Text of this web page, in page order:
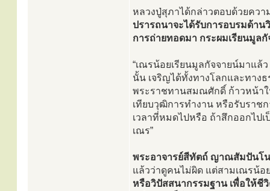
หลวงปู่สุภาได้กล่าวตอบด้วยคว
ปรารถนาจะได้รับการอบรมด้า
การถ่ายทอดมา กระผมเรียนมูล
“เณรน้อยเรียนมูลกัจจายน์มาแล้
นั้น เจริญได้ทั้งทางโลกและทาง
พระราชทานสมณศักดิ์ ก้าวหน้าใ
เทียบวุฒิการทำงาน หรือรับราช
เวลาที่หมดไปหรือ ถ้าสึกออกไป
เณร”
พระอาจารย์สีทัตถ์ ญาณสัมปันโ
แล้วว่าดูคนไม่ผิด แต่สามเณรน้
หรือวิปัสสนากรรมฐาน เพื่อให้ชี